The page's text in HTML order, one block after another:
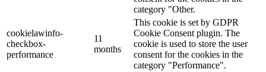
category "Other.
cookielawinfo-
checkbox-
performance
11
months
This cookie is set by GDPR
Cookie Consent plugin. The
cookie is used to store the user
consent for the cookies in the
category "Performance".